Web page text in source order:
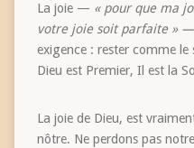
La joie — « pour que ma
votre joie soit parfaite » —
exigence : rester comme
Dieu est Premier, Il est la
La joie de Dieu, est
nôtre. Ne perdons pas